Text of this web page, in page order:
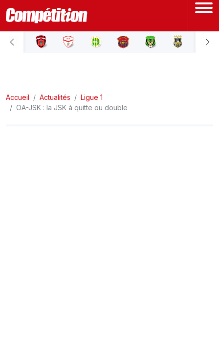
ACCUEIL
LIGUE 2
Accueil Actualités
Ligue 1
OA-JSK : la JSK à quitte ou double